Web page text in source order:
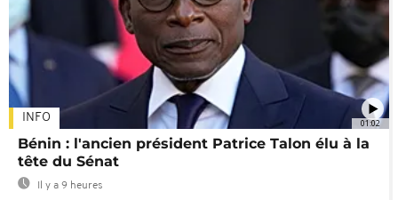
01:02
INFO
Bénin : l'ancien président Patrice Talon élu à la
tête du Sénat
Il y a 9 heures